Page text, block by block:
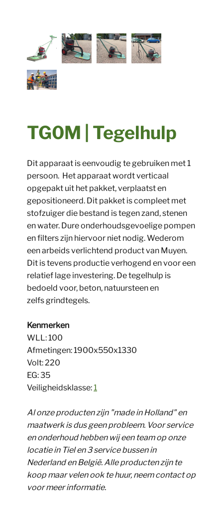
TG0M | Tegelhulp
Dit apparaat is eenvoudig te gebruiken met 1
persoon. Het apparaat wordt verticaal
opgepakt uit het pakket, verplaatst en
gepositioneerd. Dit pakket is compleet met
stofzuiger die bestand is tegen zand, stenen
en water. Dure onderhoudsgevoelige pompen
en filters zijn hiervoor niet nodig. Wederom
een arbeids verlichtend product van Muyen.
Dit is tevens productie verhogend en voor een
relatief lage investering. De tegelhulp is
bedoeld voor, beton, natuursteen en
zelfs grindtegels.
Kenmerken
WLL: 100
Afmetingen: 1900x550x1330
Volt: 220
EG: 35
Veiligheidsklasse:1
Al onze producten zijn "made in Holland" en
maatwerk is dus geen probleem. Voor service
en onderhoud hebben wij een team op onze
locatie in Tiel en 3 service bussen in
Nederland en België. Alle producten zijn te
koop maar velen ook te huur, neem contact op
voor meer informatie.